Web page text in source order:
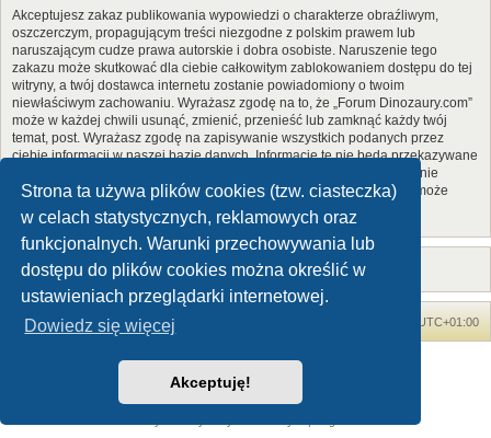
Strona ta używa plików cookies (tzw. ciasteczka)
w celach statystycznych, reklamowych oraz
funkcjonalnych. Warunki przechowywania lub
dostępu do plików cookies można określić w
ustawieniach przeglądarki internetowej.
Dowiedz się więcej
Akceptuję!
Akceptujesz zakaz publikowania wypowiedzi o charakterze obraźliwym,
oszczerczym, propagującym treści niezgodne z polskim prawem lub
naruszającym cudze prawa autorskie i dobra osobiste. Naruszenie tego
zakazu może skutkować dla ciebie całkowitym zablokowaniem dostępu do tej
witryny, a twój dostawca internetu zostanie powiadomiony o twoim
niewłaściwym zachowaniu. Wyrażasz zgodę na to, że „Forum Dinozaury.com”
może w każdej chwili usunąć, zmienić, przenieść lub zamknąć każdy twój
temat, post. Wyrażasz zgodę na zapisywanie wszystkich podanych przez
ciebie informacji w naszej bazie danych. Informacje te nie będą przekazywane
nikomu bez twojej zgody, ale ani „Forum Dinozaury.com”, ani phpBB nie
ponosi odpowiedzialności za włamania do witryny, podczas których może
dojść do kradzieży danych.
Forum Dinozaury.com UTC+01:00
Dinozaury.com© 2006-2020
Technologię dostarczaphpBB® Forum Software © phpBB Limited
Polski pakiet językowy dostarcza